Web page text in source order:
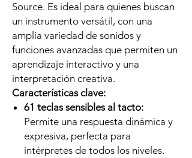
Source. Es ideal para quienes buscan
un instrumento versátil, con una
amplia variedad de sonidos y
funciones avanzadas que permiten un
aprendizaje interactivo y una
interpretación creativa.
Características clave:
61 teclas sensibles al tacto:
Permite una respuesta dinámica y
expresiva, perfecta para
intérpretes de todos los niveles.